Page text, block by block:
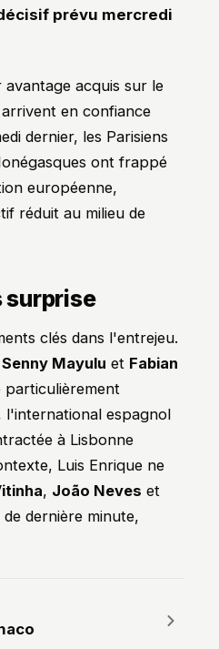
prévu mercredi
acquis sur le
en confiance
dernier, les Parisiens
ont frappé
européenne,
réduit au milieu de
surprise
clés dans l'entrejeu.
Senny Mayulu et Fabian
l'international espagnol
à Lisbonne
Luis Enrique ne
, João Neves et
dernière minute,